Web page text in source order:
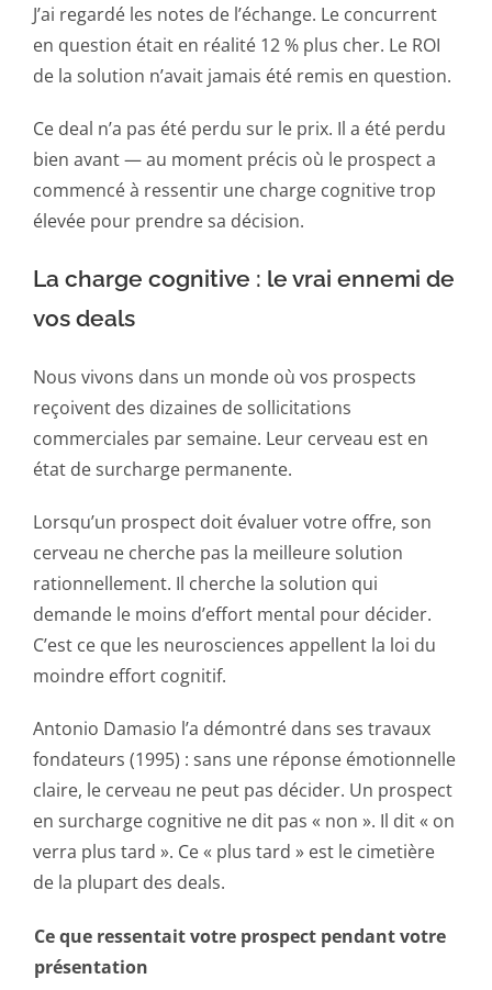
J’ai regardé les notes de l’échange. Le concurrent
en question était en réalité 12 % plus cher. Le ROI
de la solution n’avait jamais été remis en question.
Ce deal n’a pas été perdu sur le prix. Il a été perdu
bien avant — au moment précis où le prospect a
commencé à ressentir une charge cognitive trop
élevée pour prendre sa décision.
La charge cognitive : le vrai ennemi de
vos deals
Nous vivons dans un monde où vos prospects
reçoivent des dizaines de sollicitations
commerciales par semaine. Leur cerveau est en
état de surcharge permanente.
Lorsqu’un prospect doit évaluer votre offre, son
cerveau ne cherche pas la meilleure solution
rationnellement. Il cherche la solution qui
demande le moins d’effort mental pour décider.
C’est ce que les neurosciences appellent la loi du
moindre effort cognitif.
Antonio Damasio l’a démontré dans ses travaux
fondateurs (1995) : sans une réponse émotionnelle
claire, le cerveau ne peut pas décider. Un prospect
en surcharge cognitive ne dit pas « non ». Il dit « on
verra plus tard ». Ce « plus tard » est le cimetière
de la plupart des deals.
Ce que ressentait votre prospect pendant votre
présentation